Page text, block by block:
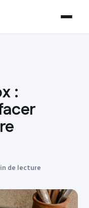
:
de lecture